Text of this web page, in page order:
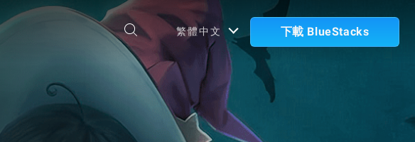
繁體中文 下載 BlueStacks